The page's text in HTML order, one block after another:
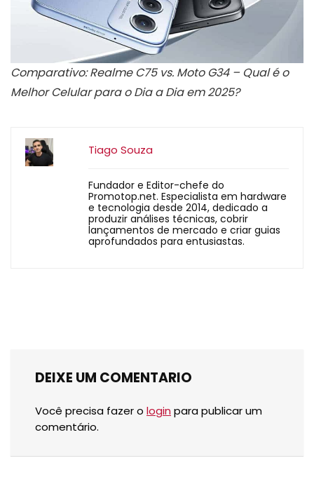
Comparativo: Realme C75 vs. Moto G34 – Qual é o
Melhor Celular para o Dia a Dia em 2025?
Tiago Souza
Fundador e Editor-chefe do
Promotop.net. Especialista em hardware
e tecnologia desde 2014, dedicado a
produzir análises técnicas, cobrir
lançamentos de mercado e criar guias
aprofundados para entusiastas.
DEIXE UM COMENTARIO
Você precisa fazer o login para publicar um
comentário.